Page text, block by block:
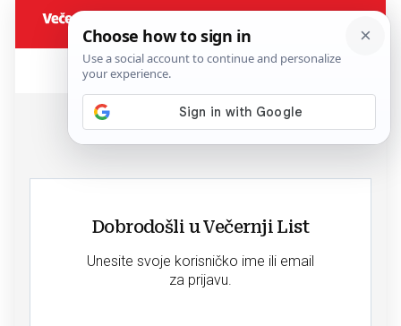
Dobrodošli u Večernji List
Unesite svoje korisničko ime ili email
za prijavu.